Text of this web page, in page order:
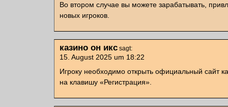
Во втором случае вы можете зарабатывать,
новых игроков.
казино он икс sagt:
15. August 2025 um 18:22
Игроку необходимо открыть официальный сайт
на клавишу «Регистрация».